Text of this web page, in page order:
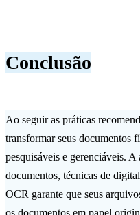
Conclusão
Ao seguir as práticas
transformar seus documentos
pesquisáveis e gerenciáveis. A
documentos, técnicas de
OCR garante que seus
os documentos em papel